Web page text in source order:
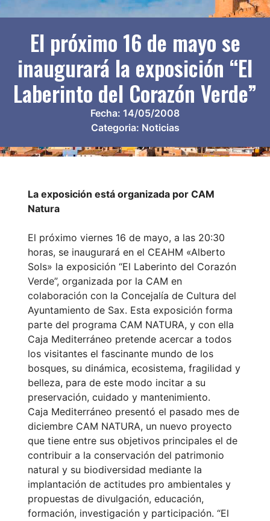
El próximo 16 de mayo se
inaugurará la exposición “El
Laberinto del Corazón Verde”
Fecha: 14/05/2008
Categoria: Noticias
La exposición está organizada por CAM
Natura
El próximo viernes 16 de mayo, a las 20:30
horas, se inaugurará en el CEAHM «Alberto
Sols» la exposición “El Laberinto del Corazón
Verde”, organizada por la CAM en
colaboración con la Concejalía de Cultura del
Ayuntamiento de Sax. Esta exposición forma
parte del programa CAM NATURA, y con ella
Caja Mediterráneo pretende acercar a todos
los visitantes el fascinante mundo de los
bosques, su dinámica, ecosistema, fragilidad y
belleza, para de este modo incitar a su
preservación, cuidado y mantenimiento.
Caja Mediterráneo presentó el pasado mes de
diciembre CAM NATURA, un nuevo proyecto
que tiene entre sus objetivos principales el de
contribuir a la conservación del patrimonio
natural y su biodiversidad mediante la
implantación de actitudes pro ambientales y
propuestas de divulgación, educación,
formación, investigación y participación. “El